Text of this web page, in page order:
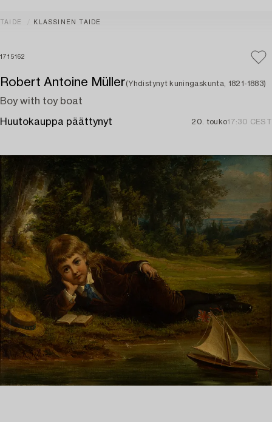
TAIDE KLASSINEN TAIDE
1715162
Robert Antoine Müller(Yhdistynyt kuningaskunta, 1821-1883)
Boy with toy boat
Huutokauppa päättynyt 20. touko17:30 CEST